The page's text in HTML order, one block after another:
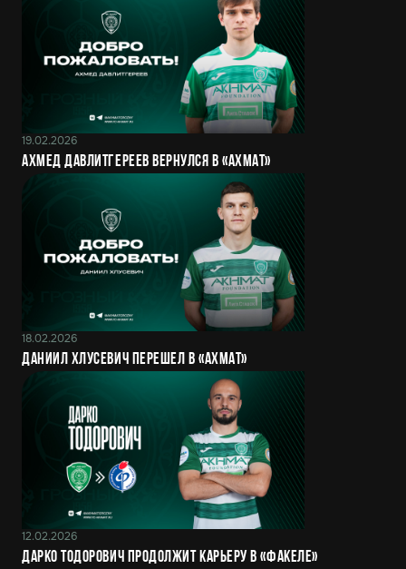
19.02.2026
Ахмед Давлитгереев вернулся в «Ахмат»
18.02.2026
Даниил Хлусевич перешел в «Ахмат»
12.02.2026
Дарко Тодорович продолжит карьеру в «Факеле»